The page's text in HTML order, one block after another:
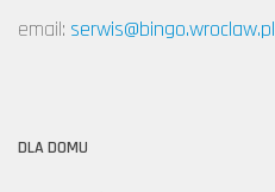
email: serwis@bingo.wroclaw.pl
DLA DOMU